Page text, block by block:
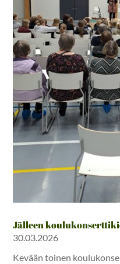
Jälleen
30.03.2026
Kevään toinen